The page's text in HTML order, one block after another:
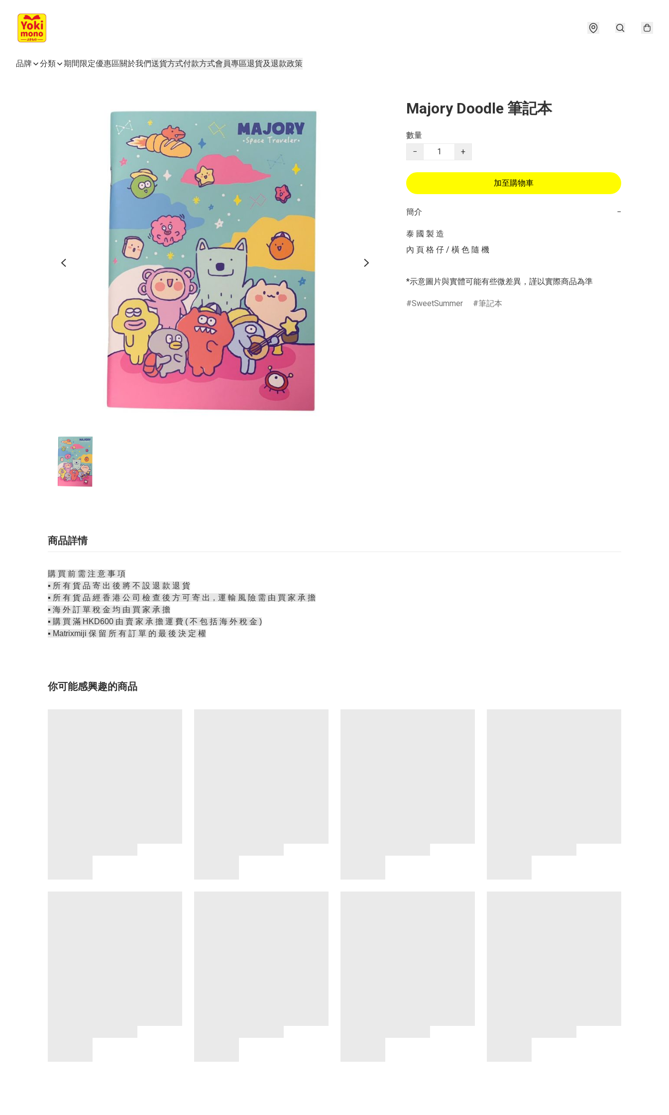
品牌 分類 期間限定優惠區關於我們送貨方式付款方式會員專區退貨及退款政策
Majory Doodle 筆記本
數量
−
+
加至購物車
簡介 −
泰 國 製 造
內 頁 格 仔 / 橫 色 隨 機
*示意圖片與實體可能有些微差異，謹以實際商品為準
SweetSummer 筆記本
商品詳情
購 買 前 需 注 意 事 項
▪️ 所 有 貨 品 寄 出 後 將 不 設 退 款 退 貨
▪️ 所 有 貨 品 經 香 港 公 司 檢 查 後 方 可 寄 出，運 輸 風 險 需 由 買 家 承 擔
▪️ 海 外 訂 單 稅 金 均 由 買 家 承 擔
▪️ 購 買 滿 HKD600 由 賣 家 承 擔 運 費 ( 不 包 括 海 外 稅 金 )
▪️ Matrixmiji 保 留 所 有 訂 單 的 最 後 決 定 權
你可能感興趣的商品